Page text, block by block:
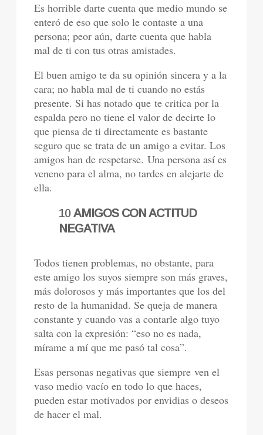
Es horrible darte cuenta que medio mundo se
enteró de eso que solo le contaste a una
persona; peor aún, darte cuenta que habla
mal de ti con tus otras amistades.
El buen amigo te da su opinión sincera y a la
cara; no habla mal de ti cuando no estás
presente. Si has notado que te critica por la
espalda pero no tiene el valor de decirte lo
que piensa de ti directamente es bastante
seguro que se trata de un amigo a evitar. Los
amigos han de respetarse. Una persona así es
veneno para el alma, no tardes en alejarte de
ella.
10AMIGOS CON ACTITUD
NEGATIVA
Todos tienen problemas, no obstante, para
este amigo los suyos siempre son más graves,
más dolorosos y más importantes que los del
resto de la humanidad. Se queja de manera
constante y cuando vas a contarle algo tuyo
salta con la expresión: “eso no es nada,
mírame a mí que me pasó tal cosa”.
Esas personas negativas que siempre ven el
vaso medio vacío en todo lo que haces,
pueden estar motivados por envidias o deseos
de hacer el mal.